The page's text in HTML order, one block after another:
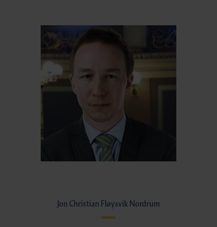
Jon Christian Fløysvik Nordrum